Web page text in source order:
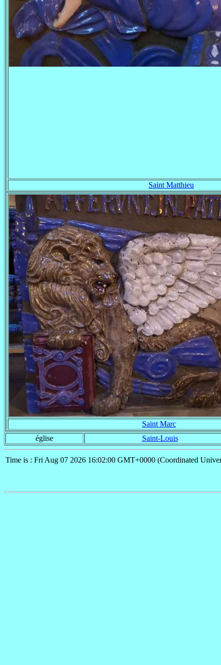
Saint Matthieu
Saint Marc
église
Saint-Louis
Time is : Fri Aug 07 2026 16:02:00 GMT+0000 (Coordinated